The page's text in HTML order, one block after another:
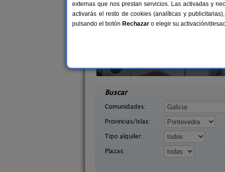
21 €
Buscar
Comunidades:
Provincias/Islas:
Tipo alquiler:
Plazas:
externas que nos prestan servicios. Las activadas y
activarás el resto de cookies (analíticas y
pulsando el botón Rechazar o elegir su activación/